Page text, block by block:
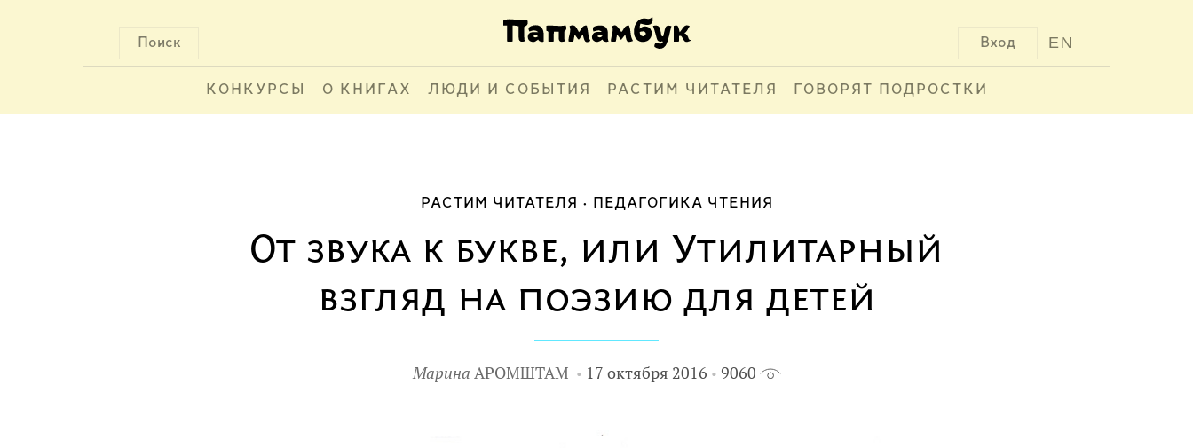
Поиск EN
Вход
КОНКУРСЫ О КНИГАХ ЛЮДИ И СОБЫТИЯ РАСТИМ ЧИТАТЕЛЯ ГОВОРЯТ ПОДРОСТКИ
РАСТИМ ЧИТАТЕЛЯ ПЕДАГОГИКА ЧТЕНИЯ
От звука к букве, или Утилитарный
взгляд на поэзию для детей
Марина АРОМШТАМ 17 октября 2016 9060